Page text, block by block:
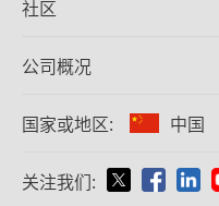
Ultimatte
采集和输出
格式转换
监看
网络存储
支持中心
社区
公司概况
关于我们
媒体
国家或地区: 中国
请选择国家或地区
关注我们: